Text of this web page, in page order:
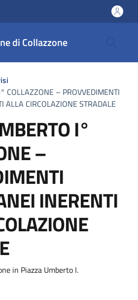
di Collazzone
COLLAZZONE – PROVVEDIMENTI
ALLA CIRCOLAZIONE STRADALE
I°
–
INERENTI
notizia
in Piazza Umberto I.